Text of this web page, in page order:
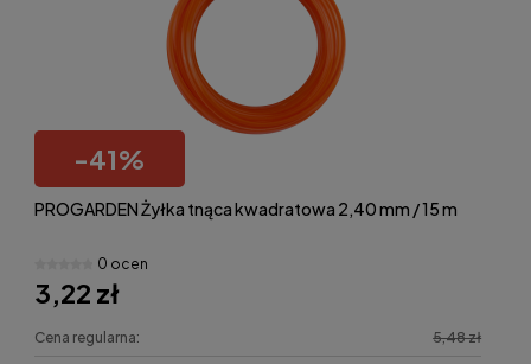
-41%
PROGARDEN Żyłka tnąca kwadratowa 2,40 mm / 15 m
0 ocen
3,22 zł
Cena regularna: 5,48 zł